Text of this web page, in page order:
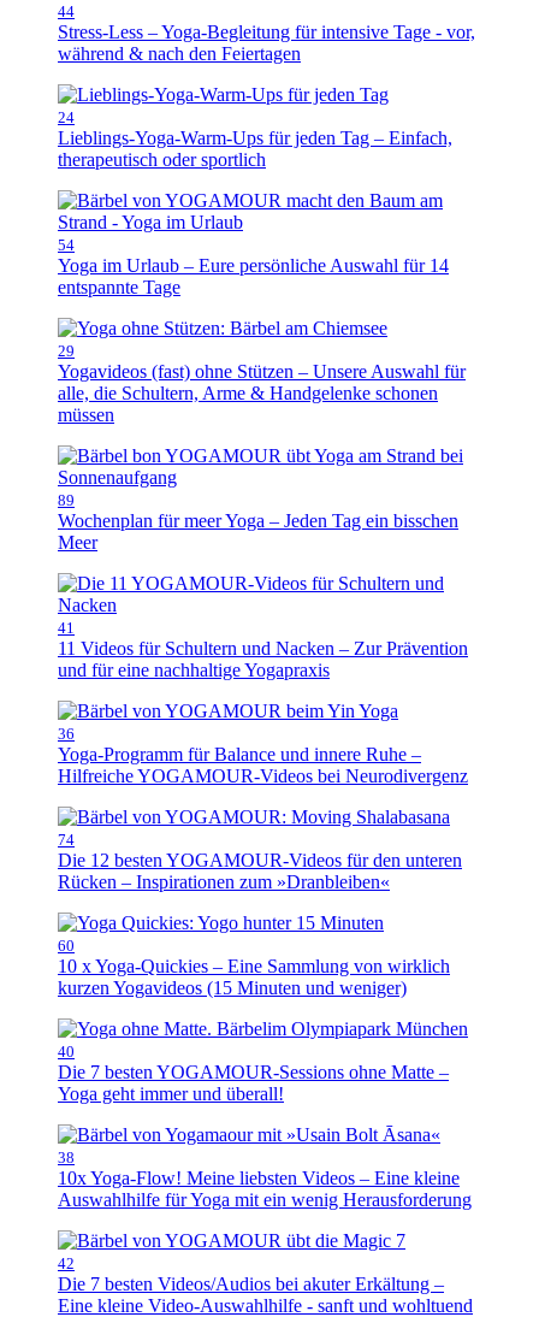
44
Stress-Less – Yoga-Begleitung für intensive Tage - vor,
während & nach den Feiertagen
24
Lieblings-Yoga-Warm-Ups für jeden Tag – Einfach,
therapeutisch oder sportlich
54
Yoga im Urlaub – Eure persönliche Auswahl für 14
entspannte Tage
29
Yogavideos (fast) ohne Stützen – Unsere Auswahl für
alle, die Schultern, Arme & Handgelenke schonen
müssen
89
Wochenplan für meer Yoga – Jeden Tag ein bisschen
Meer
41
11 Videos für Schultern und Nacken – Zur Prävention
und für eine nachhaltige Yogapraxis
36
Yoga-Programm für Balance und innere Ruhe –
Hilfreiche YOGAMOUR-Videos bei Neurodivergenz
74
Die 12 besten YOGAMOUR-Videos für den unteren
Rücken – Inspirationen zum »Dranbleiben«
60
10 x Yoga-Quickies – Eine Sammlung von wirklich
kurzen Yogavideos (15 Minuten und weniger)
40
Die 7 besten YOGAMOUR-Sessions ohne Matte –
Yoga geht immer und überall!
38
10x Yoga-Flow! Meine liebsten Videos – Eine kleine
Auswahlhilfe für Yoga mit ein wenig Herausforderung
42
Die 7 besten Videos/Audios bei akuter Erkältung –
Eine kleine Video-Auswahlhilfe - sanft und wohltuend